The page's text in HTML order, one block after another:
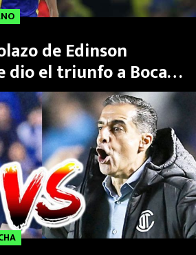
de Edinson
dio el triunfo a Boca
| Video